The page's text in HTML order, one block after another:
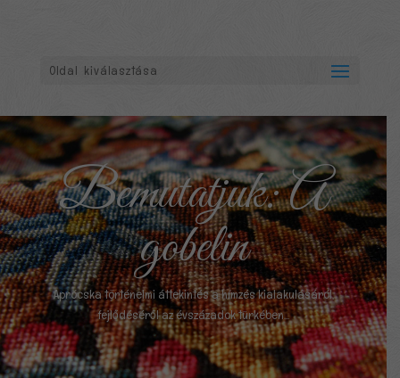
Oldal kiválasztása
Bemutatjuk: A
gobelin
Aprócska történelmi áttekintés a hímzés kialakulásáról,
fejlődéséről az évszázadok türkében…